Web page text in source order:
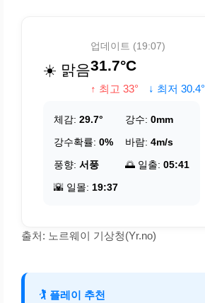
☀️ 맑음
업데이트 (19:07)
31.7°C
↑ 최고 33° ↓ 최저 30.4°
체감: 29.7° 강수: 0mm
강수확률: 0% 바람: 4m/s
풍향: 서풍 🌅 일출: 05:41
🌇 일몰: 19:37
출처: 노르웨이 기상청(Yr.no)
🏌️ 플레이 추천